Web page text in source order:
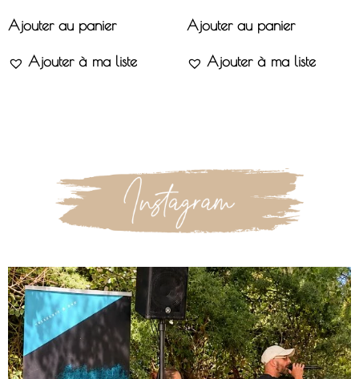
Ajouter au panier
Ajouter à ma liste
Ajouter au panier
Ajouter à ma liste